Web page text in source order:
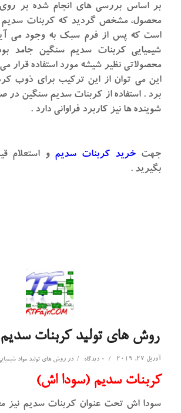
بر اساس بررسی های انجام شده بر روی
محصول، مشخص گردید که کربنات
است که پس از فرم سبک به وجود می
شیمیایی کربنات سدیم سنگین جامد
محصولاتی نظیر شیشه مورد استفاده قرار
این می توان از این ترکیب برای ذوب
برد . استفاده از کربنات سدیم سنگین در
شوینده ها نیز کاربرد فراوانی دارد .
جهت خرید کربنات سدیم و استعلام
بگیرید .
روش های تولید کربنات
آوریل 27, 2019 / 0 دیدگاه / درروش های تولید مواد
کربنات سدیم (سودا اش)
سودا اش تحت عنوان کربنات سدیم نیز